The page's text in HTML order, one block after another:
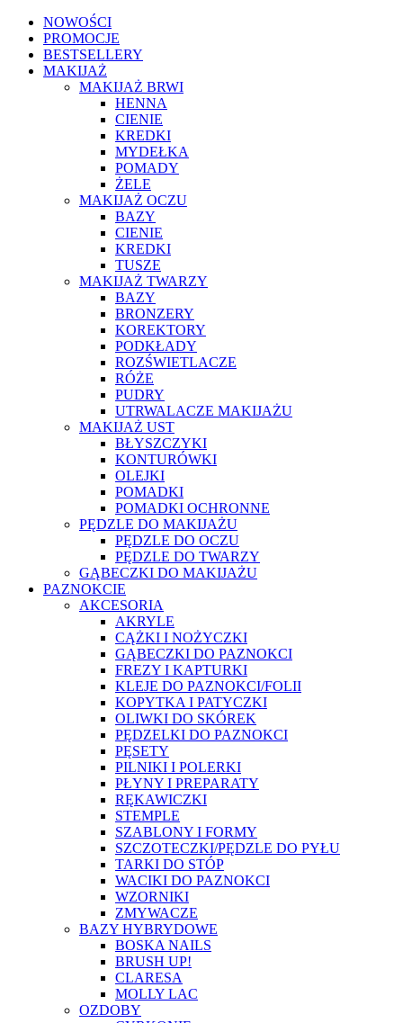
NOWOŚCI
PROMOCJE
BESTSELLERY
MAKIJAŻ
MAKIJAŻ BRWI
HENNA
CIENIE
KREDKI
MYDEŁKA
POMADY
ŻELE
MAKIJAŻ OCZU
BAZY
CIENIE
KREDKI
TUSZE
MAKIJAŻ TWARZY
BAZY
BRONZERY
KOREKTORY
PODKŁADY
ROZŚWIETLACZE
RÓŻE
PUDRY
UTRWALACZE MAKIJAŻU
MAKIJAŻ UST
BŁYSZCZYKI
KONTURÓWKI
OLEJKI
POMADKI
POMADKI OCHRONNE
PĘDZLE DO MAKIJAŻU
PĘDZLE DO OCZU
PĘDZLE DO TWARZY
GĄBECZKI DO MAKIJAŻU
PAZNOKCIE
AKCESORIA
AKRYLE
CĄŻKI I NOŻYCZKI
GĄBECZKI DO PAZNOKCI
FREZY I KAPTURKI
KLEJE DO PAZNOKCI/FOLII
KOPYTKA I PATYCZKI
OLIWKI DO SKÓREK
PĘDZELKI DO PAZNOKCI
PĘSETY
PILNIKI I POLERKI
PŁYNY I PREPARATY
RĘKAWICZKI
STEMPLE
SZABLONY I FORMY
SZCZOTECZKI/PĘDZLE DO PYŁU
TARKI DO STÓP
WACIKI DO PAZNOKCI
WZORNIKI
ZMYWACZE
BAZY HYBRYDOWE
BOSKA NAILS
BRUSH UP!
CLARESA
MOLLY LAC
OZDOBY